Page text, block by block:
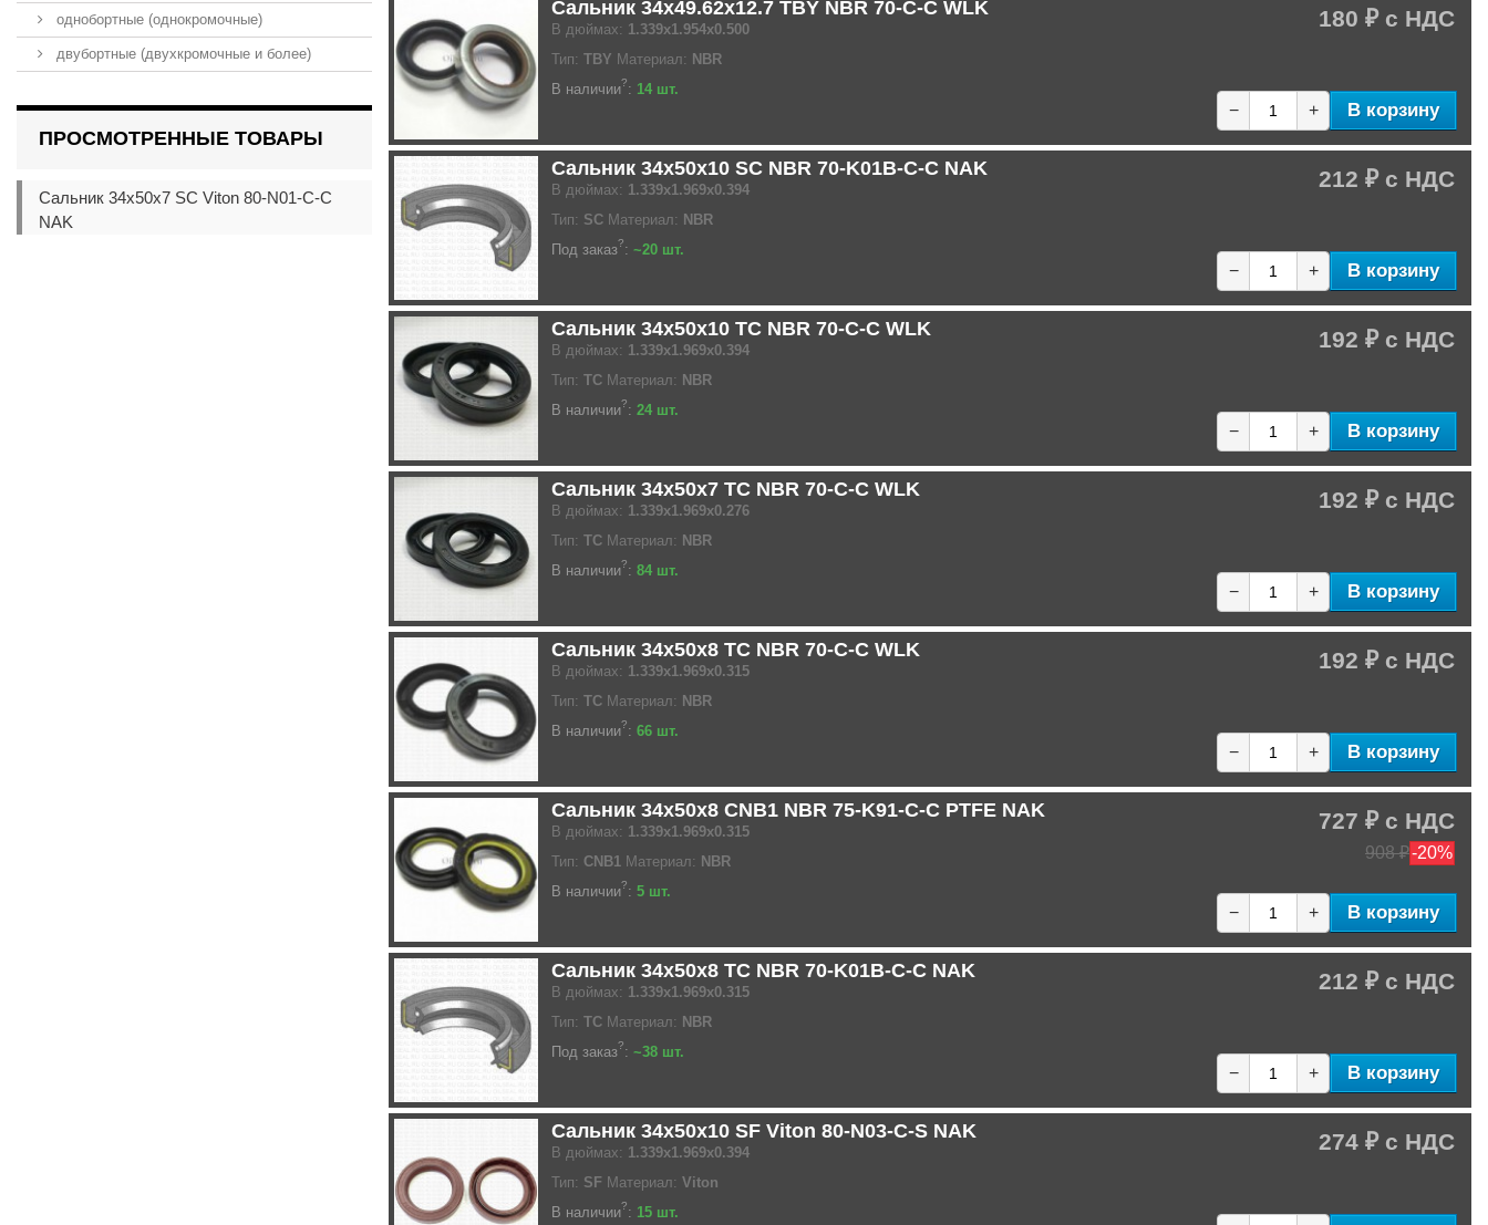
однобортные (однокромочные)
двубортные (двухкромочные и более)
ПРОСМОТРЕННЫЕ ТОВАРЫ
Сальник 34x50x7 SC Viton 80-N01-C-C
NAK
Сальник 34x49.62x12.7 TBY NBR 70-C-C WLK
В дюймах: 1.339x1.954x0.500
Тип: TBY Материал: NBR
В наличии?: 14 шт.
180 ₽
− + В корзину
Сальник 34x50x10 SC NBR 70-K01B-C-C NAK
В дюймах: 1.339x1.969x0.394
Тип: SC Материал: NBR
Под заказ?: ~20 шт.
212 ₽
− + В корзину
Сальник 34x50x10 TC NBR 70-C-C WLK
В дюймах: 1.339x1.969x0.394
Тип: TC Материал: NBR
В наличии?: 24 шт.
192 ₽
− + В корзину
Сальник 34x50x7 TC NBR 70-C-C WLK
В дюймах: 1.339x1.969x0.276
Тип: TC Материал: NBR
В наличии?: 84 шт.
192 ₽
− + В корзину
Сальник 34x50x8 TC NBR 70-C-C WLK
В дюймах: 1.339x1.969x0.315
Тип: TC Материал: NBR
В наличии?: 66 шт.
192 ₽
− + В корзину
Сальник 34x50x8 CNB1 NBR 75-K91-C-C PTFE NAK
В дюймах: 1.339x1.969x0.315
Тип: CNB1 Материал: NBR
В наличии?: 5 шт.
727 ₽
908 ₽-20%
− + В корзину
Сальник 34x50x8 TC NBR 70-K01B-C-C NAK
В дюймах: 1.339x1.969x0.315
Тип: TC Материал: NBR
Под заказ?: ~38 шт.
212 ₽
− + В корзину
Сальник 34x50x10 SF Viton 80-N03-C-S NAK
В дюймах: 1.339x1.969x0.394
Тип: SF Материал: Viton
В наличии?: 15 шт.
274 ₽